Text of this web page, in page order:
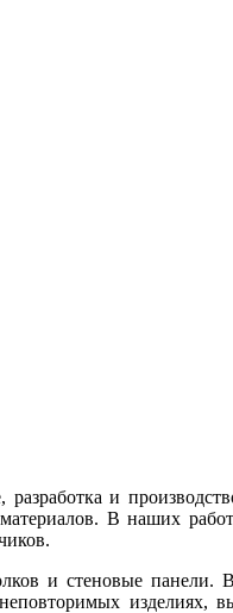
разработка и
В наших
и стеновые панели.
изделиях,